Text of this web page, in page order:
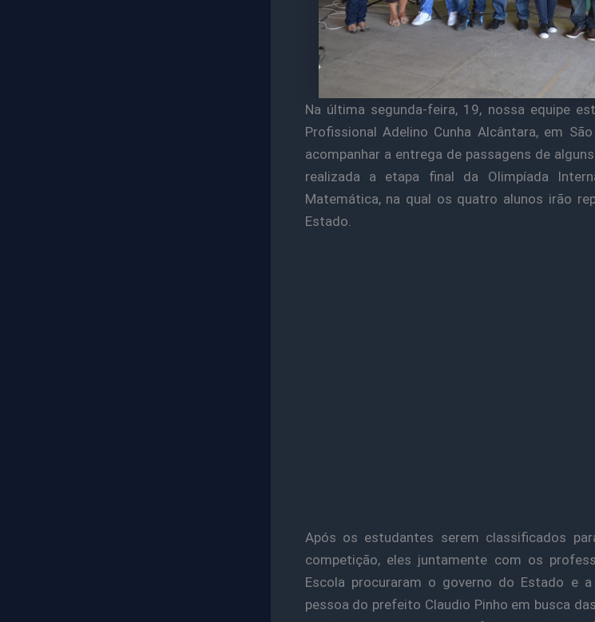
Na última segunda-feira, 19, nossa equipe
Profissional Adelino Cunha Alcântara, em
acompanhar a entrega de passagens de
realizada a etapa final da Olimpíada
Matemática, na qual os quatro alunos irão
Estado.
Após os estudantes serem classificados
competição, eles juntamente com os
Escola procuraram o governo do Estado e
pessoa do prefeito Claudio Pinho em busca